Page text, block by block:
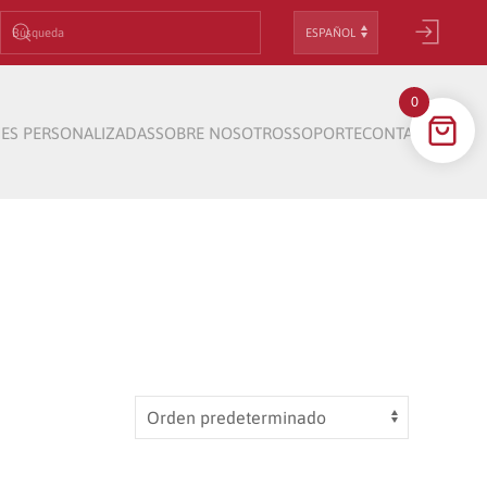
idioma
PERSONALIZADASSOBRE NOSOTROSSOPORTECONTACTO
0